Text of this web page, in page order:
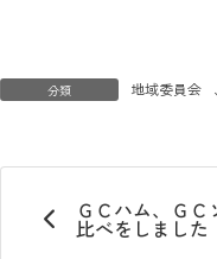
分類 地域委員会 、
ＧＣハム、Ｇ
比べをしました